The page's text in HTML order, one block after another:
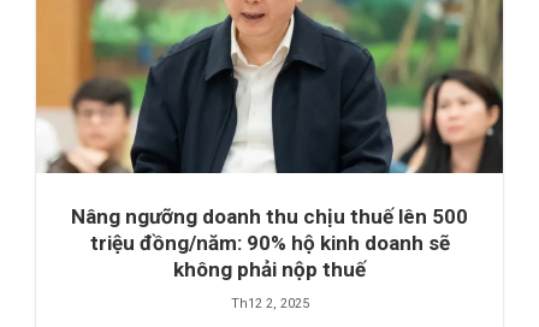
Nâng ngưỡng doanh thu chịu thuế lên 500
triệu đồng/năm: 90% hộ kinh doanh sẽ
không phải nộp thuế
Th12 2, 2025